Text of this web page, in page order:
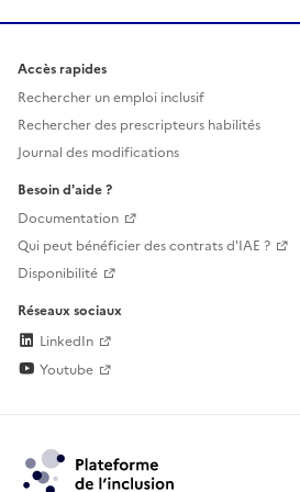
Accès rapides
Rechercher un emploi inclusif
Rechercher des prescripteurs habilités
Journal des modifications
Besoin d'aide ?
Documentation
Qui peut bénéficier des contrats d'IAE ?
Disponibilité
Réseaux sociaux
LinkedIn
Youtube